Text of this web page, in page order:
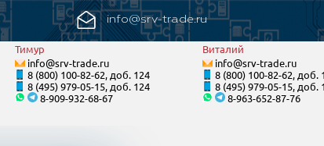
info@srv-trade.ru
Тимур
info@srv-trade.ru
8 (800) 100-82-62, доб. 124
8 (495) 979-05-15, доб. 124
8-909-932-68-67
Виталий
info@srv-trade.ru
8 (800) 100-82-62, доб.
8 (495) 979-05-15, доб.
8-963-652-87-76